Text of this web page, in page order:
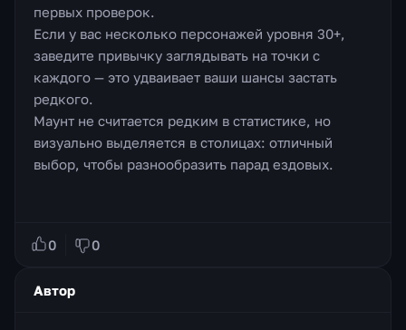
первых проверок.
Если у вас несколько персонажей уровня 30+,
заведите привычку заглядывать на точки с
каждого — это удваивает ваши шансы застать
редкого.
Маунт не считается редким в статистике, но
визуально выделяется в столицах: отличный
выбор, чтобы разнообразить парад ездовых.
0 0
Автор